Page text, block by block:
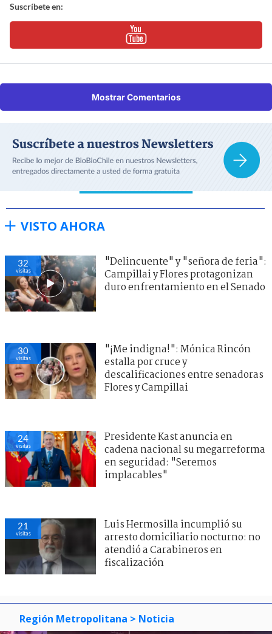
Suscríbete en:
Mostrar Comentarios
VISTO AHORA
32
visitas
"Delincuente" y "señora de feria":
Campillai y Flores protagonizan
duro enfrentamiento en el Senado
30
visitas
"¡Me indigna!": Mónica Rincón
estalla por cruce y
descalificaciones entre senadoras
Flores y Campillai
24
visitas
Presidente Kast anuncia en
cadena nacional su megarreforma
en seguridad: "Seremos
implacables"
21
visitas
Luis Hermosilla incumplió su
arresto domiciliario nocturno: no
atendió a Carabineros en
fiscalización
Región Metropolitana > Noticia